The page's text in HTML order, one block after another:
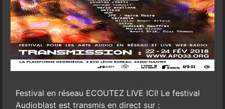
Festival en réseau ECOUTEZ LIVE ICI! Le festival
Audioblast est transmis en direct sur :